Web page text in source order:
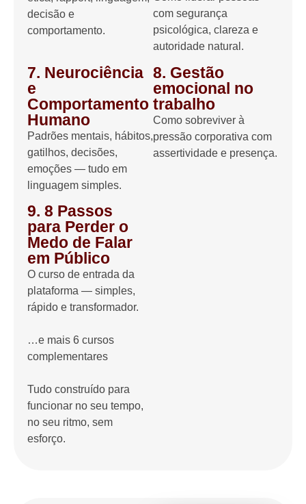
decisão e
comportamento.
com segurança
psicológica, clareza e
autoridade natural.
7. Neurociência
e
Comportamento
Humano
Padrões mentais, hábitos,
gatilhos, decisões,
emoções — tudo em
linguagem simples.
8. Gestão
emocional no
trabalho
Como sobreviver à
pressão corporativa com
assertividade e presença.
9. 8 Passos
para Perder o
Medo de Falar
em Público
O curso de entrada da
plataforma — simples,
rápido e transformador.
…e mais 6 cursos
complementares
Tudo construído para
funcionar no seu tempo,
no seu ritmo, sem
esforço.